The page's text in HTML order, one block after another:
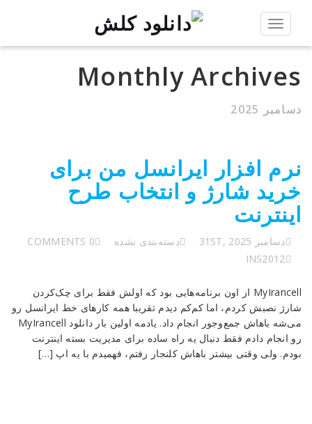
Toggle
Monthly Archives
دسامبر 2025
نرم افزار ایرانسل من برای
خرید شارژ و انتخاب طرح
اینترنت
دسامبر 31ST, 2025 دسته‌بندی نشده
0 COMMENTS
INS2012
MyIrancell از اون برنامه‌هایی بود که اولش فقط برای چک‌کردن
شارژ نصبش کردم، اما کم‌کم دیدم تقریبا همه کارهای خط ایرانسل رو
می‌شه باهاش جمع‌وجور انجام داد. یادمه اولین بار دانلود MyIrancell
رو انجام دادم فقط دنبال یه راه ساده برای مدیریت بسته اینترنت
بودم. ولی وقتی بیشتر باهاش کلنجار رفتم، فهمیدم با یه اپ […]